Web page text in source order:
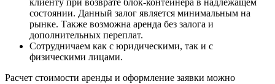
состоянии. Данный залог является минимальным на
рынке. Также возможна аренда без залога и
дополнительных переплат.
Сотрудничаем как с юридическими, так и с
физическими лицами.
Расчет стоимости аренды и оформление заявки можно